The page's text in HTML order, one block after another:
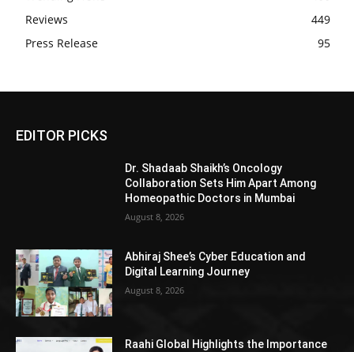
Reviews
449
Press Release
95
EDITOR PICKS
Dr. Shadaab Shaikh’s Oncology
Collaboration Sets Him Apart Among
Homeopathic Doctors in Mumbai
August 8, 2026
Abhiraj Shee’s Cyber Education and
Digital Learning Journey
August 8, 2026
Raahi Global Highlights the Importance